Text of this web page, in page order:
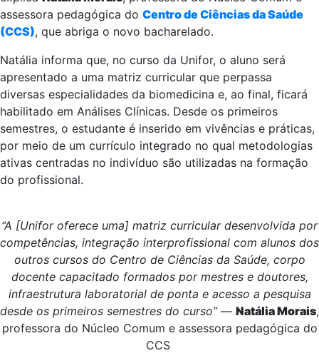
assessora pedagógica do Centro de Ciências da Saúde
(CCS), que abriga o novo bacharelado.
Natália informa que, no curso da Unifor, o aluno será
apresentado a uma matriz curricular que perpassa
diversas especialidades da biomedicina e, ao final, ficará
habilitado em Análises Clínicas. Desde os primeiros
semestres, o estudante é inserido em vivências e práticas,
por meio de um currículo integrado no qual metodologias
ativas centradas no indivíduo são utilizadas na formação
do profissional.
“A [Unifor oferece uma] matriz curricular desenvolvida por
competências, integração interprofissional com alunos dos
outros cursos do Centro de Ciências da Saúde, corpo
docente capacitado formados por mestres e doutores,
infraestrutura laboratorial de ponta e acesso a pesquisa
desde os primeiros semestres do curso”— Natália Morais,
professora do Núcleo Comum e assessora pedagógica do
CCS